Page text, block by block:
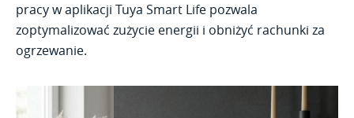
pracy w aplikacji Tuya Smart Life pozwala
zoptymalizować zużycie energii i obniżyć rachunki za
ogrzewanie.